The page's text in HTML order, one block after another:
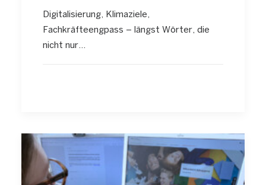
Digitalisierung, Klimaziele,
Fachkräfteengpass – längst Wörter, die
nicht nur…